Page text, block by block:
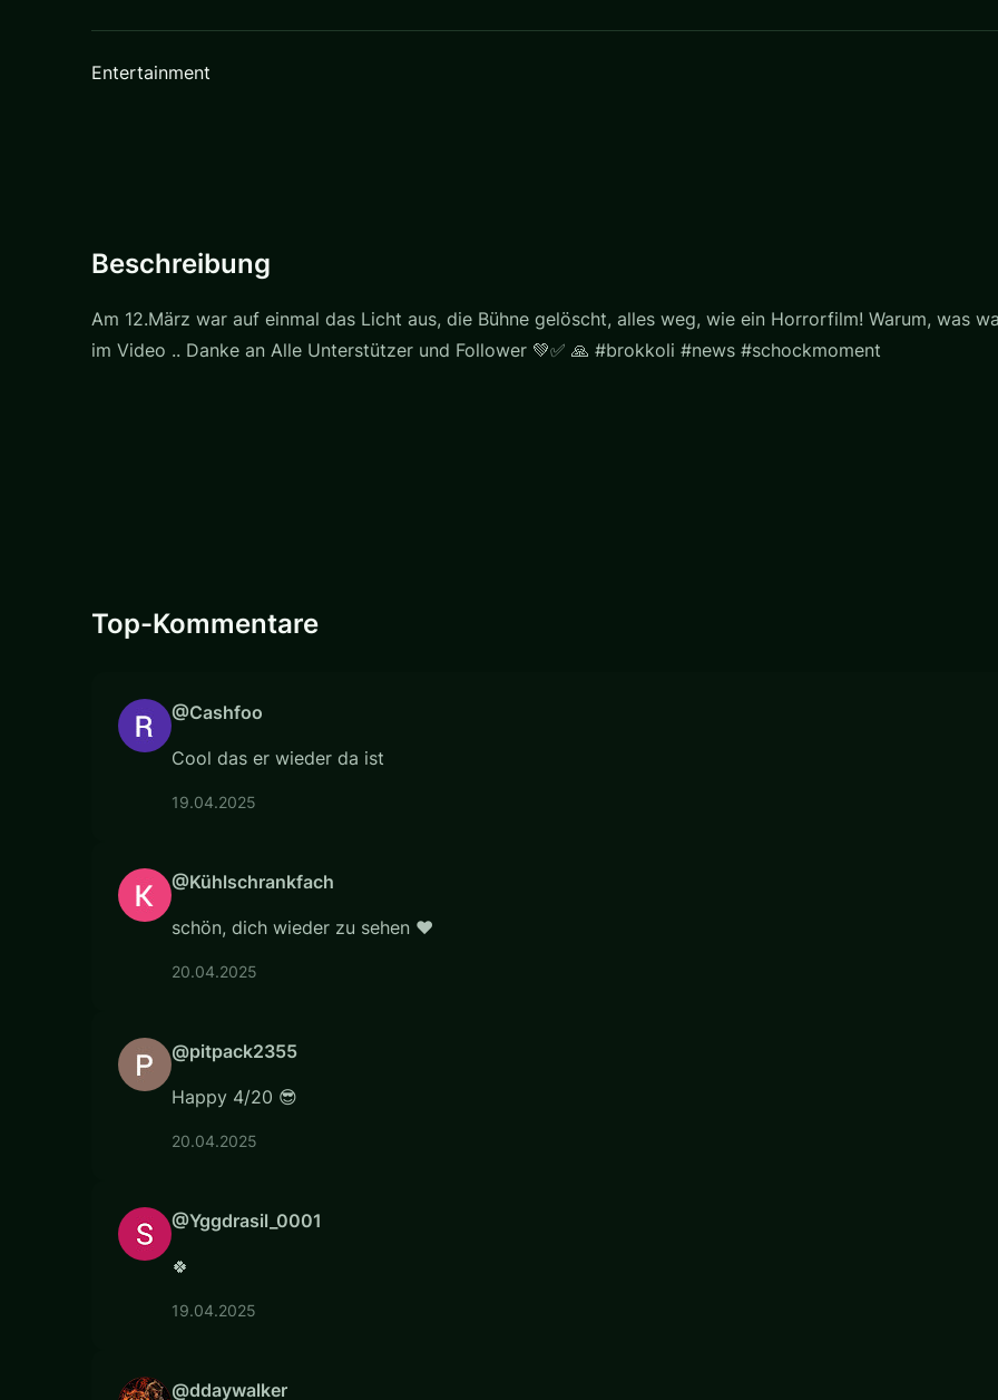
Entertainment
Beschreibung
Am 12.März war auf einmal das Licht aus, die Bühne gelöscht, alles weg, wie ein Horrorfilm! Warum, was
im Video .. Danke an Alle Unterstützer und Follower 💚✅ 🙏 #brokkoli #news #schockmoment
Top-Kommentare
@Cashfoo
Cool das er wieder da ist
19.04.2025
@Kühlschrankfach
schön, dich wieder zu sehen ❤
20.04.2025
@pitpack2355
Happy 4/20 😎
20.04.2025
@Yggdrasil_0001
🍀
19.04.2025
@ddaywalker